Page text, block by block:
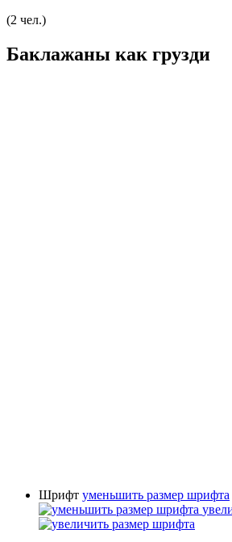
(2 чел.)
Баклажаны как грузди
Шрифт уменьшить размер шрифта